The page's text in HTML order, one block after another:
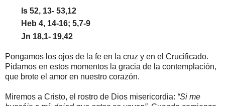
Is 52, 13- 53,12
Heb 4, 14-16; 5,7-9
Jn 18,1- 19,42
Pongamos los ojos de la fe en la cruz y en el Crucificado.
Pidamos en estos momentos la gracia de la contemplación,
que brote el amor en nuestro corazón.
Miremos a Cristo, el rostro de Dios misericordia: “Si me